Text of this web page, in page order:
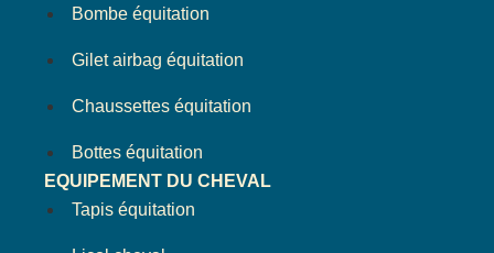
Bombe équitation
Gilet airbag équitation
Chaussettes équitation
Bottes équitation
EQUIPEMENT DU CHEVAL
Tapis équitation